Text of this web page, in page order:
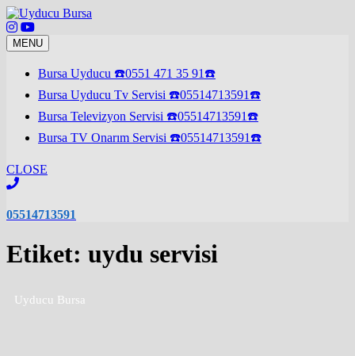
Skip
to
content
MENU
Bursa Uyducu ☎️0551 471 35 91☎️
Bursa Uyducu Tv Servisi ☎️05514713591☎️
Bursa Televizyon Servisi ☎️05514713591☎️
Bursa TV Onarım Servisi ☎️05514713591☎️
CLOSE
05514713591
Etiket: uydu servisi
Uyducu Bursa